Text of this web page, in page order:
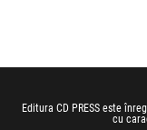
Editura CD PRESS este
cu